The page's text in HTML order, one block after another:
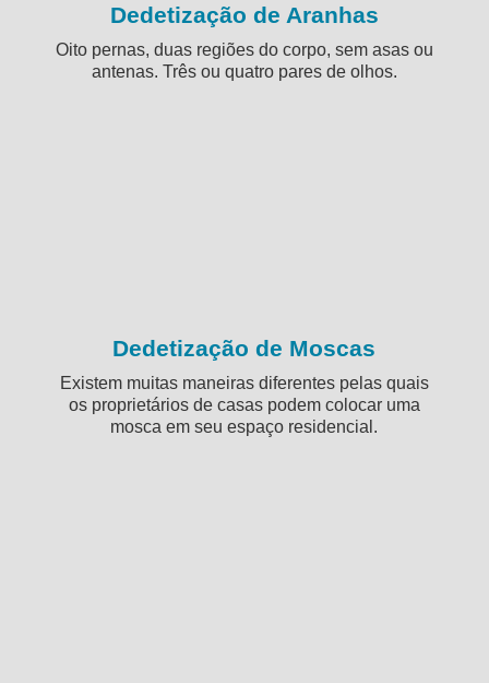
Dedetização de Aranhas
Oito pernas, duas regiões do corpo, sem asas ou
antenas. Três ou quatro pares de olhos.
Dedetização de Moscas
Existem muitas maneiras diferentes pelas quais
os proprietários de casas podem colocar uma
mosca em seu espaço residencial.